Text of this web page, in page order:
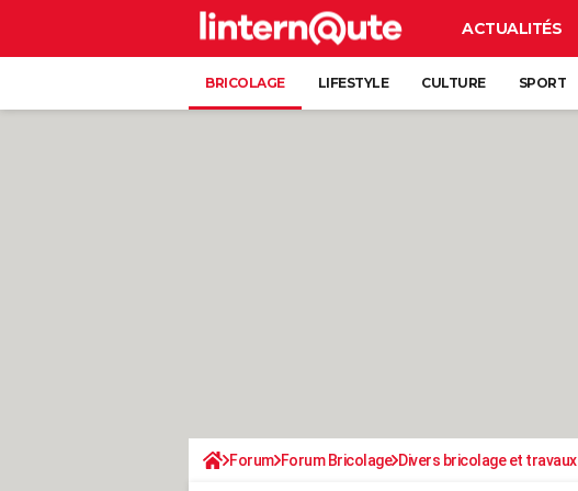
ACTUALITÉS
BRICOLAGE LIFESTYLE CULTURE SPORT
Forum Forum Bricolage Divers bricolage et travaux